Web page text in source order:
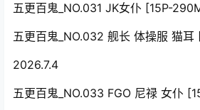
五更百鬼_NO.031 JK女仆 [15P-
五更百鬼_NO.032 舰长 体操服 猫
2026.7.4
五更百鬼_NO.033 FGO 尼禄 女仆